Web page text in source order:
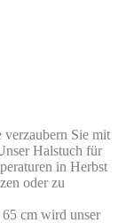
Sie mit
Halstuch für
in Herbst
oder zu
cm wird unser